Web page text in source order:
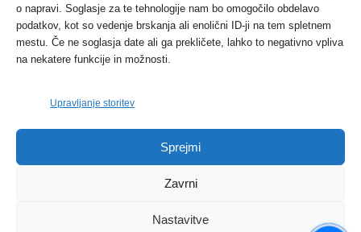
o napravi. Soglasje za te tehnologije nam bo omogočilo obdelavo
podatkov, kot so vedenje brskanja ali enolični ID-ji na tem spletnem
mestu. Če ne soglasja date ali ga prekličete, lahko to negativno vpliva
na nekatere funkcije in možnosti.
Upravljanje storitev
Sprejmi
Zavrni
Nastavitve
Dogodki 12. maja, 2017
Tožilstvo v Celovcu v korist elektrarnam
Verbund
FOTO: Razstava cvetličarskega mojstra Andreja
Dogodki 27. novembra, 2017